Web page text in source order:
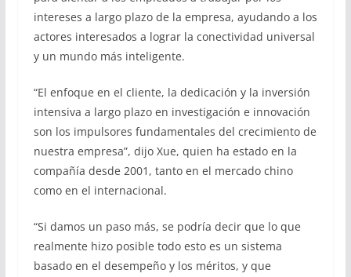
intereses a largo plazo de la empresa, ayudando a los
actores interesados a lograr la conectividad universal
y un mundo más inteligente.
“El enfoque en el cliente, la dedicación y la inversión
intensiva a largo plazo en investigación e innovación
son los impulsores fundamentales del crecimiento de
nuestra empresa”, dijo Xue, quien ha estado en la
compañía desde 2001, tanto en el mercado chino
como en el internacional.
“Si damos un paso más, se podría decir que lo que
realmente hizo posible todo esto es un sistema
basado en el desempeño y los méritos, y que